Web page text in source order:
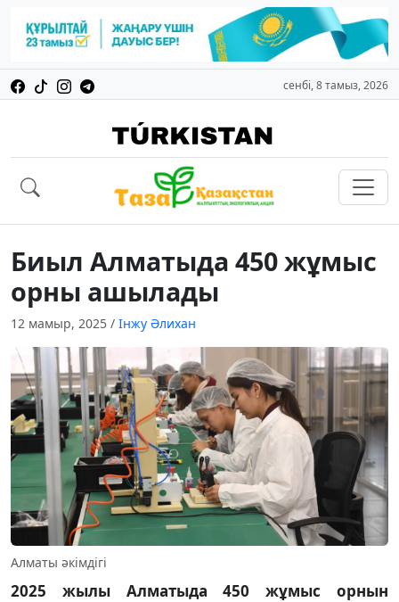
сенбі, 8 тамыз, 2026
Биыл Алматыда 450 жұмыс
орны ашылады
12 мамыр, 2025 / Інжу Әлихан
Алматы әкімдігі
2025 жылы Алматыда 450 жұмыс орнын